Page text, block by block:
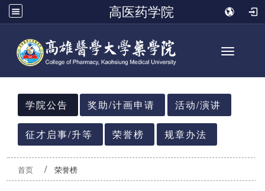
高医药学院
Toggle
:::
学院公告
奖助/计画申请 活动/演讲
征才启事/升等 荣誉榜 规章办法
首页 荣誉榜